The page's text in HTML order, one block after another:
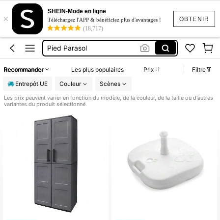
OBTENIR
×
SHEIN-Mode en ligne
Téléchargez l'APP & bénéficiez plus d'avantages !
(18,717)
Pied De Parasol
Meuble Balcon
Pied Parasol
Table Balcon Suspendu
Recommander Les plus populaires Prix
Filtre
Entrepôt UE
Couleur Scènes
Les prix peuvent varier en fonction du modèle, de la couleur, de la taille ou d'autres
variantes du produit sélectionné.